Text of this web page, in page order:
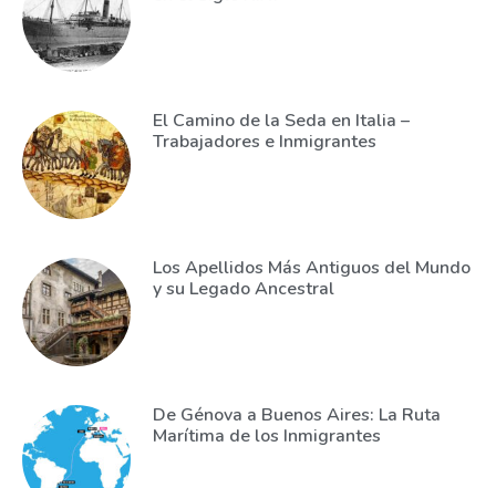
El Camino de la Seda en Italia –
Trabajadores e Inmigrantes
Los Apellidos Más Antiguos del Mundo
y su Legado Ancestral
De Génova a Buenos Aires: La Ruta
Marítima de los Inmigrantes